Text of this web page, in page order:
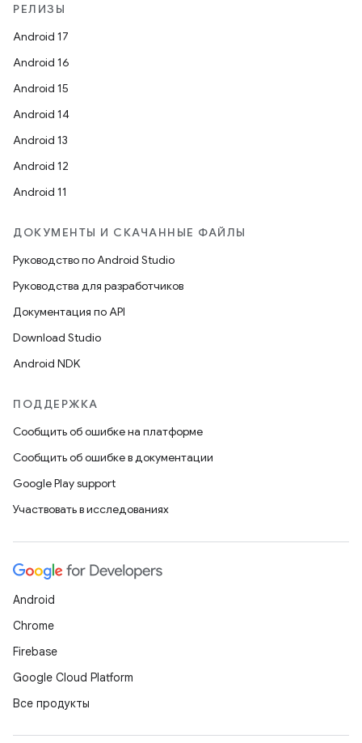
РЕЛИЗЫ
Android 17
Android 16
Android 15
Android 14
Android 13
Android 12
Android 11
ДОКУМЕНТЫ И СКАЧАННЫЕ ФАЙЛЫ
Руководство по Android Studio
Руководства для разработчиков
Документация по API
Download Studio
Android NDK
ПОДДЕРЖКА
Сообщить об ошибке на платформе
Сообщить об ошибке в документации
Google Play support
Участвовать в исследованиях
Android
Chrome
Firebase
Google Cloud Platform
Все продукты